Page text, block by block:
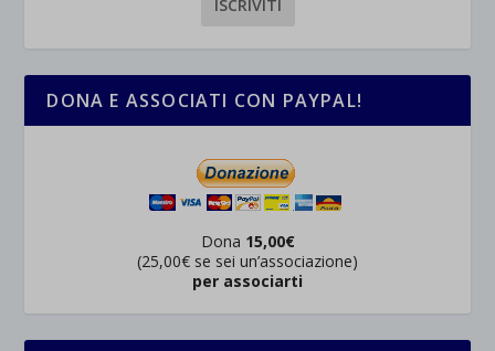
DONA E ASSOCIATI CON PAYPAL!
Dona 15,00€
(25,00€ se sei un’associazione)
per associarti
Mostra dettagli
et-saved-post*